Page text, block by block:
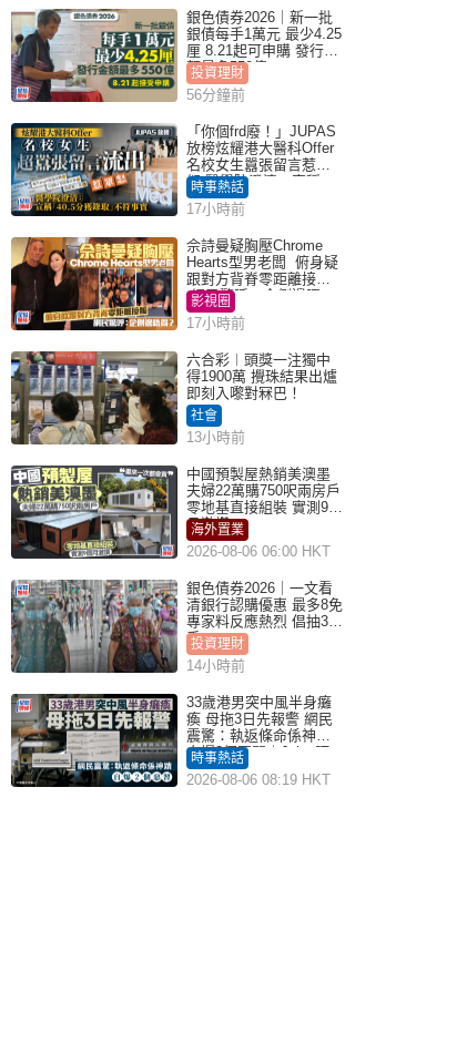
銀色債券2026｜新一批
銀債每手1萬元 最少4.25
厘 8.21起可申購 發行金
額最多550億
投資理財
56分鐘前
「你個frd廢！」JUPAS
放榜炫耀港大醫科Offer
名校女生囂張留言惹眾
怒 醫學院澄清：宣稱
「40.5分獲錄取」不符事
實｜Juicy叮
時事熱話
17小時前
佘詩曼疑胸壓Chrome
Hearts型男老闆 俯身疑
跟對方背脊零距離接觸
網民驚呼：企側邊唔
得？
影視圈
17小時前
六合彩︱頭獎一注獨中
得1900萬 攪珠結果出爐
即刻入嚟對冧巴！
社會
13小時前
中國預製屋熱銷美澳墨
夫婦22萬購750呎兩房戶
零地基直接組裝 實測9個
月激讚
海外置業
2026-08-06 06:00 HKT
銀色債券2026｜一文看
清銀行認購優惠 最多8免
專家料反應熱烈 倡抽30
手
投資理財
14小時前
33歲港男突中風半身癱
瘓 母拖3日先報警 網民
震驚：執返條命係神蹟
自爆2個惡習｜Juicy叮
時事熱話
2026-08-06 08:19 HKT